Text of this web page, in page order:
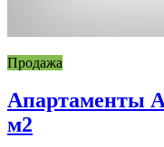
Продажа
Апартаменты
м2